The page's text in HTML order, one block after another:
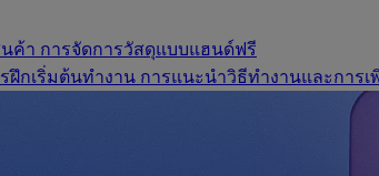
ค้า การจัดการวัสดุแบบแฮนด์ฟรี
ฝึกเริ่มต้นทำงาน การแนะนำวิธีทำงานและการเ